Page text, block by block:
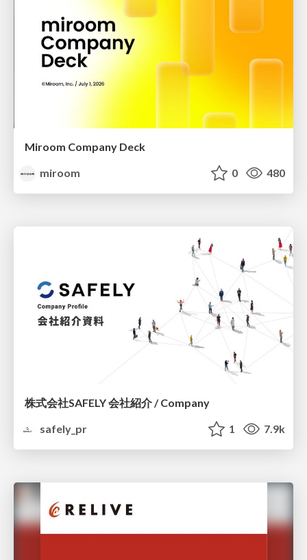
Miroom Company Deck
miroom
0 480
株式会社SAFELY 会社紹介 / Company
safely_pr
1 7.9k